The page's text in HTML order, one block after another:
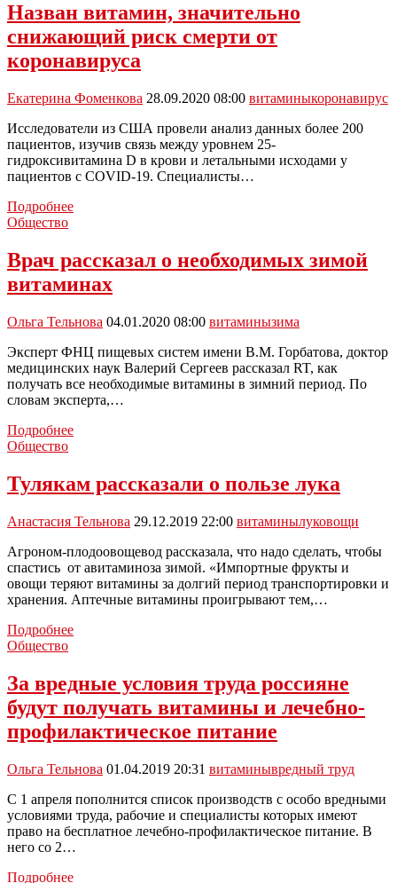
есть
в
лета
Назван витамин, значительно
снижающий риск смерти от
коронавируса
Екатерина Фоменкова 28.09.2020 08:00 витаминыкоронавирус
Исследователи из США провели анализ данных более 200
пациентов, изучив связь между уровнем 25-
гидроксивитамина D в крови и летальными исходами у
пациентов с COVID-19. Специалисты…
ПодробнееНазван
риск
смерти
коронавируса
Общество
Врач рассказал о необходимых зимой
витаминах
Ольга Тельнова 04.01.2020 08:00 витаминызима
Эксперт ФНЦ пищевых систем имени В.М. Горбатова, доктор
медицинских наук Валерий Сергеев рассказал RT, как
получать все необходимые витамины в зимний период. По
словам эксперта,…
ПодробнееВрач
зимой
Общество
Тулякам рассказали о пользе лука
Анастасия Тельнова 29.12.2019 22:00 витаминылуковощи
Агроном-плодоовощевод рассказала, что надо сделать, чтобы
спастись от авитаминоза зимой. «Импортные фрукты и
овощи теряют витамины за долгий период транспортировки и
хранения. Аптечные витамины проигрывают тем,…
ПодробнееТулякам
лука
Общество
За вредные условия труда россияне
будут получать витамины и лечебно-
профилактическое питание
Ольга Тельнова 01.04.2019 20:31 витаминывредный труд
С 1 апреля пополнится список производств с особо вредными
условиями труда, рабочие и специалисты которых имеют
право на бесплатное лечебно-профилактическое питание. В
него со 2…
ПодробнееЗа